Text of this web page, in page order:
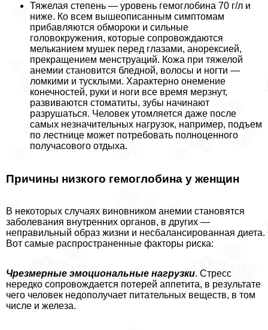
Тяжелая степень — уровень гемоглобина 70 г/л и
ниже. Ко всем вышеописанным симптомам
прибавляются обмороки и сильные
головокружения, которые сопровождаются
мельканием мушек перед глазами, анорексией,
прекращением мeнcтpуаций. Кожа при тяжелой
анемии становится бледной, волосы и ногти —
ломкими и тусклыми. Хаpaктерно онемение
конечностей, руки и ноги все время мерзнут,
развиваются стоматиты, зубы начинают
разрушаться. Человек утомляется даже после
самых незначительных нагрузок, например, подъем
по лестнице может потребовать полноценного
получасового отдыха.
Причины низкого гемоглобина у женщин
В некоторых случаях виновником анемии становятся
заболевания внутренних органов, в других —
неправильный образ жизни и несбалансированная диета.
Вот самые распространенные факторы риска:
Чрезмерные эмоциональные нагрузки. Стресс
нередко сопровождается потерей аппетита, в результате
чего человек недополучает питательных веществ, в том
числе и железа.